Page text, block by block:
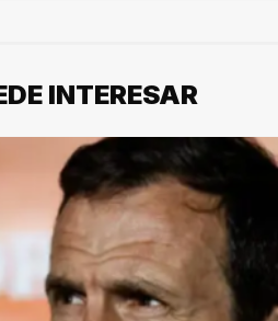
INTERESAR